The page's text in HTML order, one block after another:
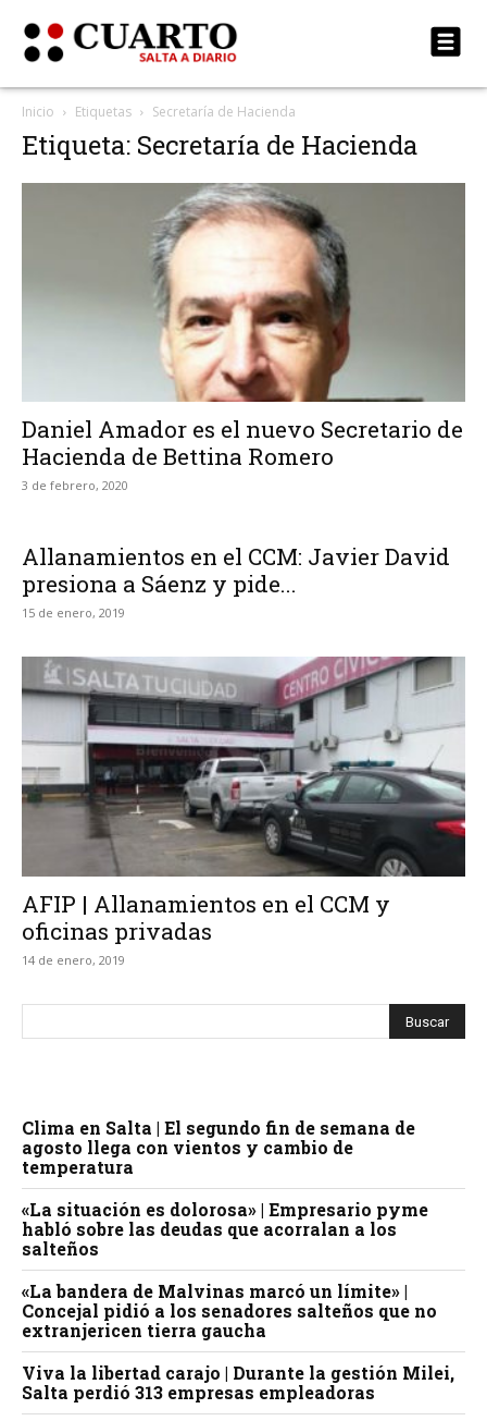
Inicio Etiquetas Secretaría de Hacienda
Etiqueta: Secretaría de Hacienda
Daniel Amador es el nuevo Secretario de
Hacienda de Bettina Romero
3 de febrero, 2020
Allanamientos en el CCM: Javier David
presiona a Sáenz y pide...
15 de enero, 2019
AFIP | Allanamientos en el CCM y
oficinas privadas
14 de enero, 2019
Clima en Salta | El segundo fin de semana de
agosto llega con vientos y cambio de
temperatura
«La situación es dolorosa» | Empresario pyme
habló sobre las deudas que acorralan a los
salteños
«La bandera de Malvinas marcó un límite» |
Concejal pidió a los senadores salteños que no
extranjericen tierra gaucha
Viva la libertad carajo | Durante la gestión Milei,
Salta perdió 313 empresas empleadoras